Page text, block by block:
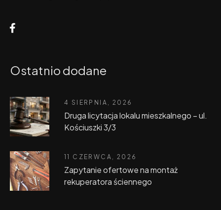
Ostatnio dodane
4 SIERPNIA, 2026
Druga licytacja lokalu mieszkalnego – ul.
Kościuszki 3/3
11 CZERWCA, 2026
Zapytanie ofertowe na montaż
rekuperatora ściennego